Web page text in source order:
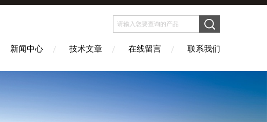
新闻中心 技术文章 在线留言 联系我们